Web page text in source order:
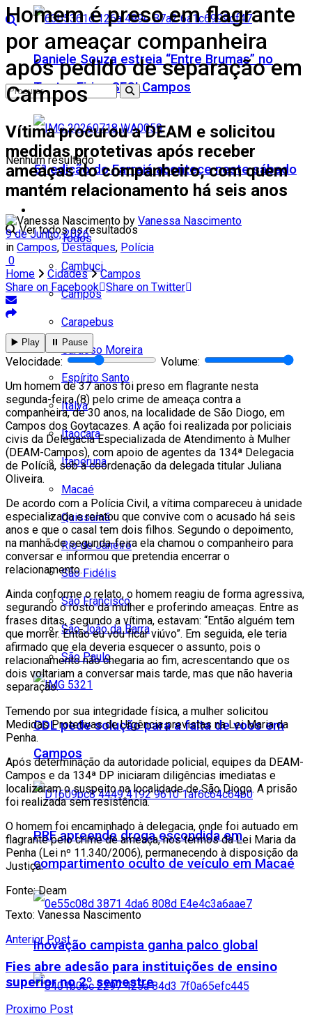
Daniele Souza estreia “Entre Brumas” no
Teatro Firjan SESI Campos
5ª edição do Farraiá acontece neste sábado
Todos
Cambuci
Campos
Carapebus
Cardoso Moreira
Espírito Santo
Italva
Itaocara
Itaperuna
Macaé
Quissamã
Rio de Janeiro
São Fidélis
São Francisco
São João da Barra
São Paulo
CDL pede solução para a falta de voos em
Campos
PRF apreende droga escondida em
compartimento oculto de veículo em Macaé
Inovação campista ganha palco global
Nenhum resultado
Ver todos os resultados
Homem é preso em flagrante
por ameaçar companheira
após pedido de separação em
Campos
Vítima procurou a DEAM e solicitou
medidas protetivas após receber
ameaças do companheiro, com quem
mantém relacionamento há seis anos
by Vanessa Nascimento
9 de Junho, 2026
in Campos,Destaques, Polícia
0
Home
Cidades
Campos
Share on Facebook Share on Twitter
▶️ Play ⏸️ Pause
Velocidade:
Volume:
Um homem de 37 anos foi preso em flagrante nesta
segunda-feira (8) pelo crime de ameaça contra a
companheira, de 30 anos, na localidade de São Diogo, em
Campos dos Goytacazes. A ação foi realizada por policiais
civis da Delegacia Especializada de Atendimento à Mulher
(DEAM-Campos), com apoio de agentes da 134ª Delegacia
de Polícia, sob a coordenação da delegada titular Juliana
Oliveira.
De acordo com a Polícia Civil, a vítima compareceu à unidade
especializada e relatou que convive com o acusado há seis
anos e que o casal tem dois filhos. Segundo o depoimento,
na manhã de segunda-feira ela chamou o companheiro para
conversar e informou que pretendia encerrar o
relacionamento.
Ainda conforme o relato, o homem reagiu de forma agressiva,
segurando o rosto da mulher e proferindo ameaças. Entre as
frases ditas, segundo a vítima, estavam: “Então alguém tem
que morrer. Então eu vou ficar viúvo”. Em seguida, ele teria
afirmado que ela deveria esquecer o assunto, pois o
relacionamento não chegaria ao fim, acrescentando que os
dois voltariam a conversar mais tarde, mas que não haveria
separação.
Temendo por sua integridade física, a mulher solicitou
Medidas Protetivas de Urgência previstas na Lei Maria da
Penha.
Após determinação da autoridade policial, equipes da DEAM-
Campos e da 134ª DP iniciaram diligências imediatas e
localizaram o suspeito na localidade de São Diogo. A prisão
foi realizada sem resistência.
O homem foi encaminhado à delegacia, onde foi autuado em
flagrante pelo crime de ameaça, nos termos da Lei Maria da
Penha (Lei nº 11.340/2006), permanecendo à disposição da
Justiça.
Fonte: Deam
Texto: Vanessa Nascimento
Anterior Post
Fies abre adesão para instituições de ensino
superior no 2º semestre
Proximo Post